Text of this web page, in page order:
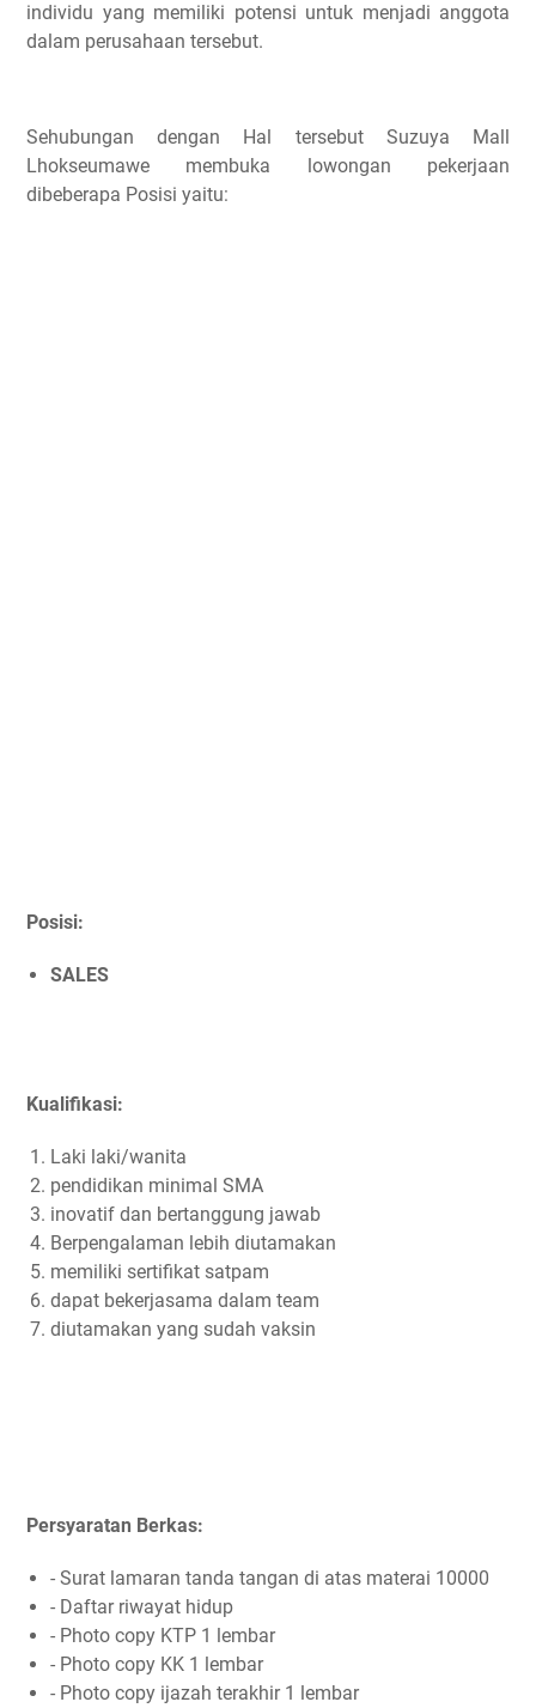
individu yang memiliki potensi untuk menjadi anggota
dalam perusahaan tersebut.
Sehubungan dengan Hal tersebut Suzuya Mall
Lhokseumawe membuka lowongan pekerjaan
dibeberapa Posisi yaitu:
Posisi:
SALES
Kualifikasi:
Laki laki/wanita
pendidikan minimal SMA
inovatif dan bertanggung jawab
Berpengalaman lebih diutamakan
memiliki sertifikat satpam
dapat bekerjasama dalam team
diutamakan yang sudah vaksin
Persyaratan Berkas:
- Surat lamaran tanda tangan di atas materai 10000
- Daftar riwayat hidup
- Photo copy KTP 1 lembar
- Photo copy KK 1 lembar
- Photo copy ijazah terakhir 1 lembar